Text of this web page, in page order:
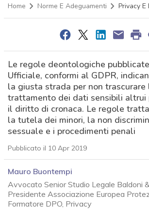
Home Norme E Adeguamenti Privacy E
Le regole deontologiche
Ufficiale, conformi al GDPR,
la giusta strada per non trascurare
trattamento dei dati sensibili altrui
il diritto di cronaca. Le regole
la tutela dei minori, la non
sessuale e i procedimenti penali
Pubblicato il 10 Apr 2019
Mauro Buontempi
Avvocato Senior Studio Legale Baldoni
Presidente Associazione Europea
Formatore DPO, Privacy